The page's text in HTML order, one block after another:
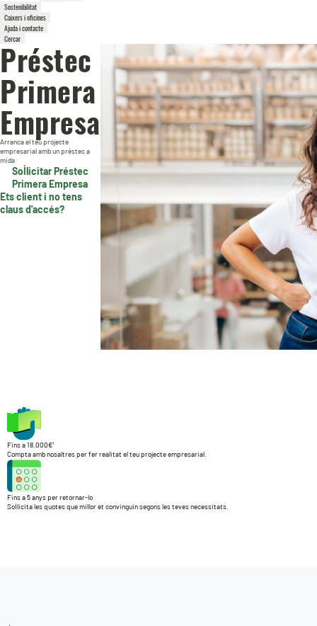
Sostenibilitat
Caixers i oficines
Ajuda i contacte
Cercar
Préstec
Primera
Empresa
Arranca el teu projecte
empresarial amb un préstec a
mida
Sol·licitar Préstec
Primera Empresa
Ets client i no tens
claus d'accés?
Fins a 18.000€¹
Compta amb nosaltres per fer realitat el teu projecte empresarial.
Fins a 5 anys per retornar-lo
Sol·licita les quotes que millor et convinguin segons les teves necessitats.